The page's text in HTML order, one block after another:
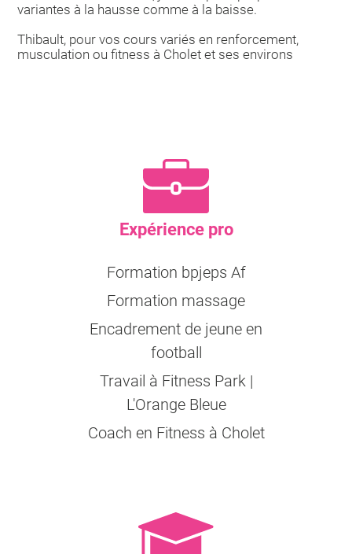
variantes à la hausse comme à la baisse.
Thibault, pour vos cours variés en renforcement,
musculation ou fitness à Cholet et ses environs
Expérience pro
Formation bpjeps Af
Formation massage
Encadrement de jeune en
football
Travail à Fitness Park |
L'Orange Bleue
Coach en Fitness à Cholet